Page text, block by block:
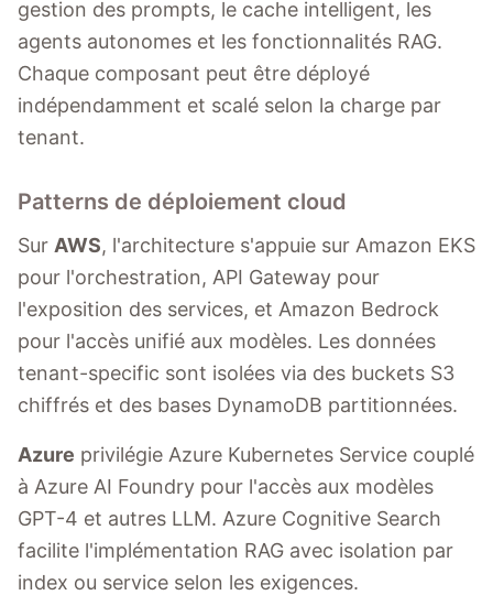
gestion des prompts, le cache intelligent, les
agents autonomes et les fonctionnalités RAG.
Chaque composant peut être déployé
indépendamment et scalé selon la charge par
tenant.
Patterns de déploiement cloud
Sur AWS, l'architecture s'appuie sur Amazon EKS
pour l'orchestration, API Gateway pour
l'exposition des services, et Amazon Bedrock
pour l'accès unifié aux modèles. Les données
tenant-specific sont isolées via des buckets S3
chiffrés et des bases DynamoDB partitionnées.
Azure privilégie Azure Kubernetes Service couplé
à Azure AI Foundry pour l'accès aux modèles
GPT-4 et autres LLM. Azure Cognitive Search
facilite l'implémentation RAG avec isolation par
index ou service selon les exigences.